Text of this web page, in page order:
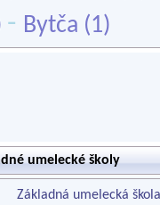
- Bytča (1)
umelecké školy
Základná umelecká